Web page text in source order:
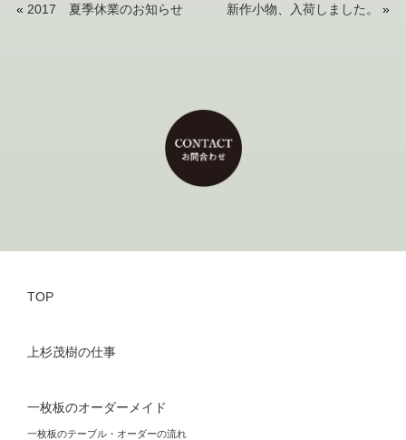
« 2017 夏季休業のお知らせ 新作小物、入荷しました。 »
TOP
上杉茂樹の仕事
一枚板のオーダーメイド
一枚板のテーブル・オーダーの流れ